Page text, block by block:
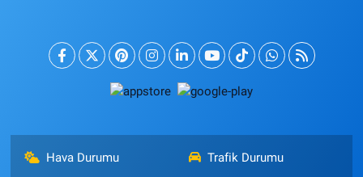
Hava Durumu Trafik Durumu